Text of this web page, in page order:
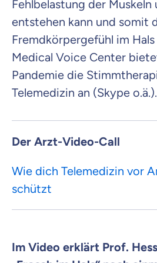
Fehlbelastung der
entstehen kann und somit
Fremdkörpergefühl im Hals
Medical Voice Center
Pandemie die
Telemedizin an (Skype o.ä.).
Der Arzt-Video-Call
Wie dich Telemedizin vor
schützt
Im Video erklärt Prof.